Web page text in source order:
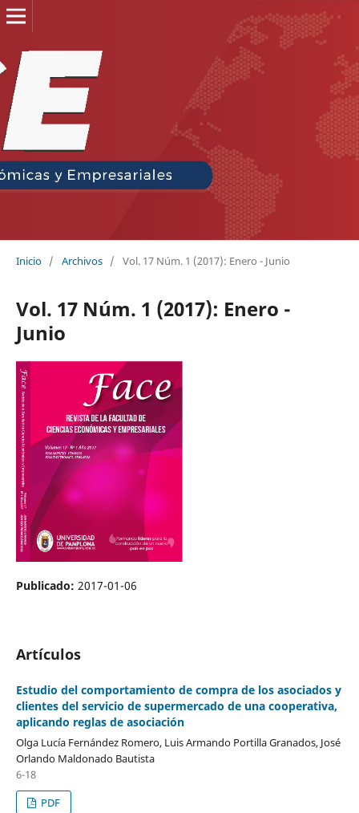
Inicio / Archivos / Vol. 17 Núm. 1 (2017): Enero - Junio
Vol. 17 Núm. 1 (2017): Enero -
Junio
Publicado: 2017-01-06
Artículos
Estudio del comportamiento de compra de los asociados y
clientes del servicio de supermercado de una cooperativa,
aplicando reglas de asociación
Olga Lucía Fernández Romero, Luis Armando Portilla Granados, José
Orlando Maldonado Bautista
6-18
PDF